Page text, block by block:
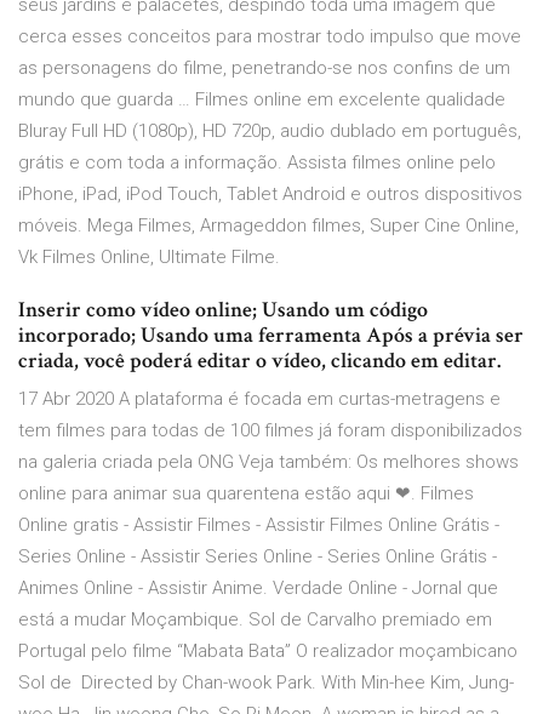
seus jardins e palacetes, despindo toda uma imagem que
cerca esses conceitos para mostrar todo impulso que move
as personagens do filme, penetrando-se nos confins de um
mundo que guarda … Filmes online em excelente qualidade
Bluray Full HD (1080p), HD 720p, audio dublado em português,
grátis e com toda a informação. Assista filmes online pelo
iPhone, iPad, iPod Touch, Tablet Android e outros dispositivos
móveis. Mega Filmes, Armageddon filmes, Super Cine Online,
Vk Filmes Online, Ultimate Filme.
Inserir como vídeo online; Usando um código
incorporado; Usando uma ferramenta Após a prévia ser
criada, você poderá editar o vídeo, clicando em editar.
17 Abr 2020 A plataforma é focada em curtas-metragens e
tem filmes para todas de 100 filmes já foram disponibilizados
na galeria criada pela ONG Veja também: Os melhores shows
online para animar sua quarentena estão aqui ❤. Filmes
Online gratis - Assistir Filmes - Assistir Filmes Online Grátis -
Series Online - Assistir Series Online - Series Online Grátis -
Animes Online - Assistir Anime. Verdade Online - Jornal que
está a mudar Moçambique. Sol de Carvalho premiado em
Portugal pelo filme “Mabata Bata” O realizador moçambicano
Sol de Directed by Chan-wook Park. With Min-hee Kim, Jung-